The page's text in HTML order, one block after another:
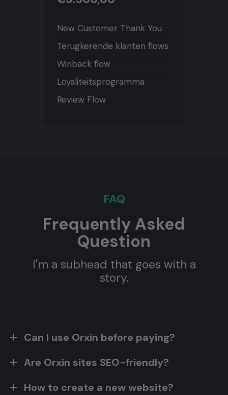
New Customer Thank You
Terugkerende klanten flows
Winback flow
Loyaliteitsprogramma
Review Flow
FAQ
Frequently Asked
Question
I'm a subhead that goes with a
story.
Can I use Orxin before paying?
Are Orxin sites SEO-friendly?
How to create a new website?